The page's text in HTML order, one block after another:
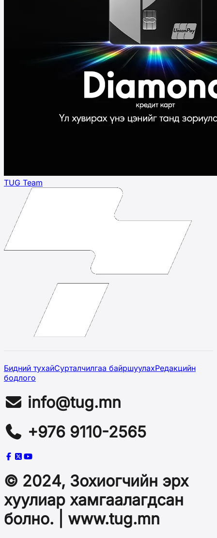
TUG Team
Бидний тухайСурталчилгаа байршуулахРедакцийн
бодлого
info@tug.mn
+976 9110-2565
© 2024, Зохиогчийн эрх
хуулиар хамгаалагдсан
болно. | www.tug.mn